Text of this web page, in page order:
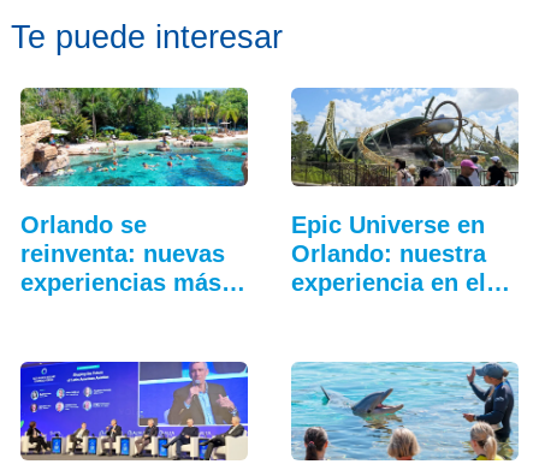
Te puede interesar
Orlando se
reinventa: nuevas
experiencias más
Epic Universe en
Orlando: nuestra
experiencia en el…